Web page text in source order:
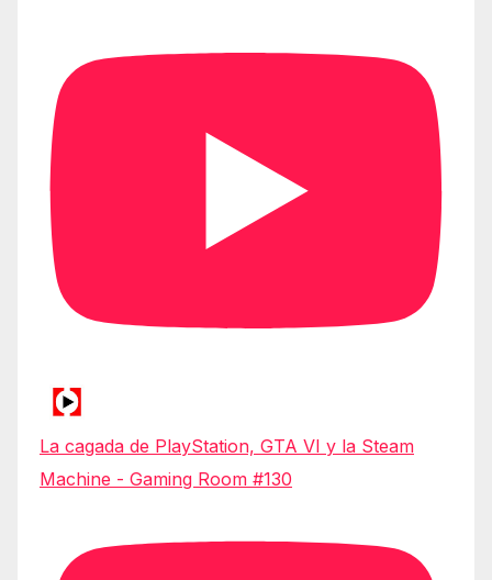
La cagada de PlayStation, GTA VI y la Steam
Machine - Gaming Room #130